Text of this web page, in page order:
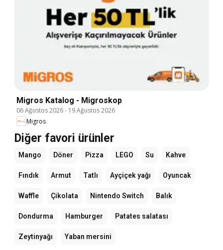
Migros Katalog - Migroskop
06 Ağustos 2026- 19 Ağustos 2026
Migros
Diğer favori ürünler
Mango Döner Pizza LEGO Su Kahve
Fındık Armut Tatlı Ayçiçek yağı Oyuncak
Waffle Çikolata Nintendo Switch Balık
Dondurma Hamburger Patates salatası
Zeytinyağı Yaban mersini